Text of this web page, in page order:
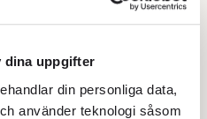
dina uppgifter
din personliga data,
använder teknologi såsom